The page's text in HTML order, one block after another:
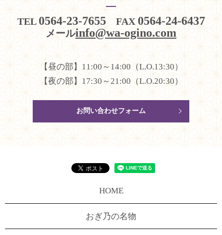
TEL 0564-23-7655 FAX 0564-24-6437
メールinfo@wa-ogino.com
【昼の部】11:00～14:00（L.O.13:30）
【夜の部】17:30～21:00（L.O.20:30）
お問い合わせフォーム
HOME
おぎ乃の名物